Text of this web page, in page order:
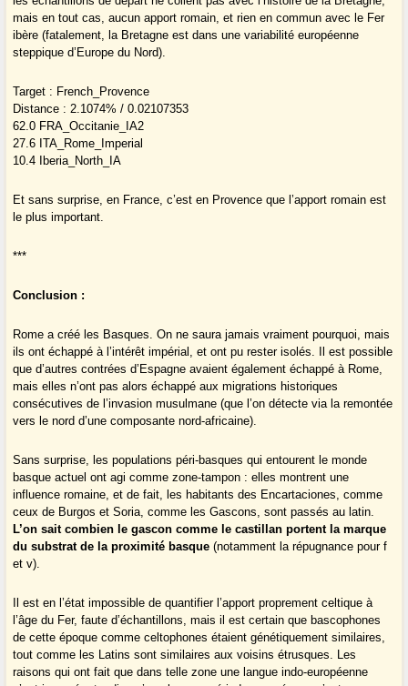
mais en tout cas, aucun apport romain, et rien en commun avec le Fer
ibère (fatalement, la Bretagne est dans une variabilité européenne
steppique d’Europe du Nord).
Target : French_Provence
Distance : 2.1074% / 0.02107353
62.0 FRA_Occitanie_IA2
27.6 ITA_Rome_Imperial
10.4 Iberia_North_IA
Et sans surprise, en France, c’est en Provence que l’apport romain est
le plus important.
***
Conclusion :
Rome a créé les Basques. On ne saura jamais vraiment pourquoi, mais
ils ont échappé à l’intérêt impérial, et ont pu rester isolés. Il est possible
que d’autres contrées d’Espagne avaient également échappé à Rome,
mais elles n’ont pas alors échappé aux migrations historiques
consécutives de l’invasion musulmane (que l’on détecte via la remontée
vers le nord d’une composante nord-africaine).
Sans surprise, les populations péri-basques qui entourent le monde
basque actuel ont agi comme zone-tampon : elles montrent une
influence romaine, et de fait, les habitants des Encartaciones, comme
ceux de Burgos et Soria, comme les Gascons, sont passés au latin.
L’on sait combien le gascon comme le castillan portent la marque
du substrat de la proximité basque (notamment la répugnance pour f
et v).
Il est en l’état impossible de quantifier l’apport proprement celtique à
l’âge du Fer, faute d’échantillons, mais il est certain que bascophones
de cette époque comme celtophones étaient génétiquement similaires,
tout comme les Latins sont similaires aux voisins étrusques. Les
raisons qui ont fait que dans telle zone une langue indo-européenne